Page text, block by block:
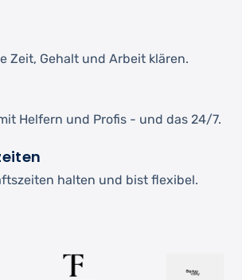
Zeit, Gehalt und Arbeit klären.
Helfern und Profis - und das 24/7.
halten und bist flexibel.